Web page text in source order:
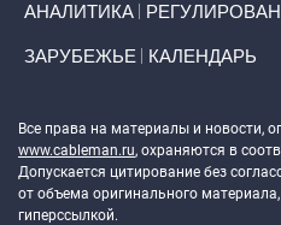
АНАЛИТИКА
ЗАРУБЕЖЬЕ КАЛЕНДАРЬ
Все права на материалы и новости,
www.cableman.ru, охраняются в
Допускается цитирование без
от объема оригинального
гиперссылкой.